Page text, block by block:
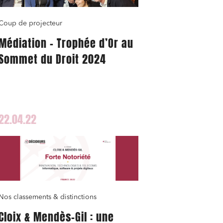
de projecteur
– Trophée d’Or au
du Droit 2024
Nos classements & distinctions
& Mendès-Gil : une